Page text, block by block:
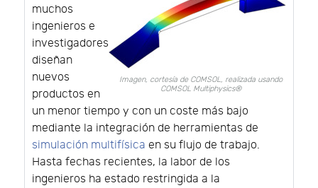
Imagen, cortesía de COMSOL, realizada usando
COMSOL Multiphysics®
muchos
ingenieros e
investigadores
diseñan
nuevos
productos en
un menor tiempo y con un coste más bajo
mediante la integración de herramientas de
simulación multifísica en su flujo de trabajo.
Hasta fechas recientes, la labor de los
ingenieros ha estado restringida a la